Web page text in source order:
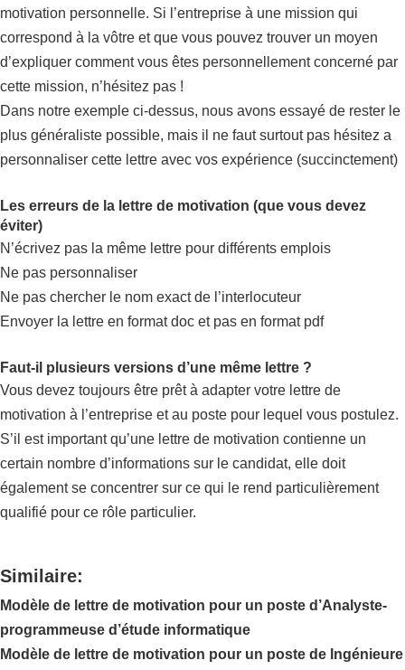
motivation personnelle. Si l’entreprise à une mission qui
correspond à la vôtre et que vous pouvez trouver un moyen
d’expliquer comment vous êtes personnellement concerné par
cette mission, n’hésitez pas !
Dans notre exemple ci-dessus, nous avons essayé de rester le
plus généraliste possible, mais il ne faut surtout pas hésitez a
personnaliser cette lettre avec vos expérience (succinctement)
Les erreurs de la lettre de motivation (que vous devez
éviter)
N’écrivez pas la même lettre pour différents emplois
Ne pas personnaliser
Ne pas chercher le nom exact de l’interlocuteur
Envoyer la lettre en format doc et pas en format pdf
Faut-il plusieurs versions d’une même lettre ?
Vous devez toujours être prêt à adapter votre lettre de
motivation à l’entreprise et au poste pour lequel vous postulez.
S’il est important qu’une lettre de motivation contienne un
certain nombre d’informations sur le candidat, elle doit
également se concentrer sur ce qui le rend particulièrement
qualifié pour ce rôle particulier.
Similaire:
Modèle de lettre de motivation pour un poste d’Analyste-
programmeuse d’étude informatique
Modèle de lettre de motivation pour un poste de Ingénieure